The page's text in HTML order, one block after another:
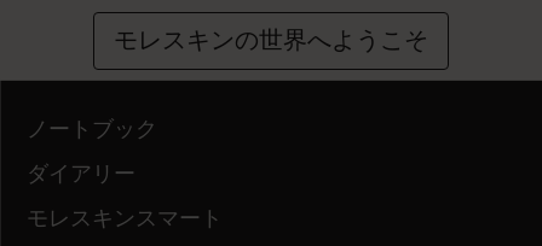
モレスキンの世界へようこそ
ノートブック
ダイアリー
モレスキンスマート